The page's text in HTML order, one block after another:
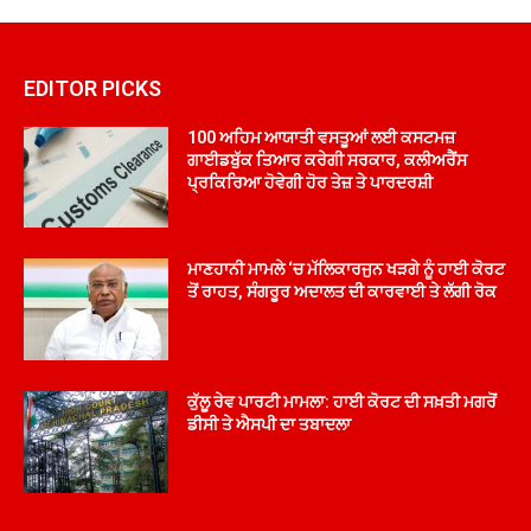
EDITOR PICKS
100 ਅਹਿਮ ਆਯਾਤੀ ਵਸਤੂਆਂ ਲਈ ਕਸਟਮਜ਼
ਗਾਈਡਬੁੱਕ ਤਿਆਰ ਕਰੇਗੀ ਸਰਕਾਰ, ਕਲੀਅਰੈਂਸ
ਪ੍ਰਕਿਰਿਆ ਹੋਵੇਗੀ ਹੋਰ ਤੇਜ਼ ਤੇ ਪਾਰਦਰਸ਼ੀ
ਮਾਣਹਾਨੀ ਮਾਮਲੇ ‘ਚ ਮੱਲਿਕਾਰਜੁਨ ਖੜਗੇ ਨੂੰ ਹਾਈ ਕੋਰਟ
ਤੋਂ ਰਾਹਤ, ਸੰਗਰੂਰ ਅਦਾਲਤ ਦੀ ਕਾਰਵਾਈ ਤੇ ਲੱਗੀ ਰੋਕ
ਕੁੱਲੂ ਰੇਵ ਪਾਰਟੀ ਮਾਮਲਾ: ਹਾਈ ਕੋਰਟ ਦੀ ਸਖ਼ਤੀ ਮਗਰੋਂ
ਡੀਸੀ ਤੇ ਐਸਪੀ ਦਾ ਤਬਾਦਲਾ